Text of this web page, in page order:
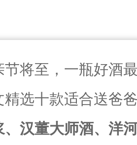
节将至，一瓶好酒
精选十款适合送爸
、汉董大师酒、洋